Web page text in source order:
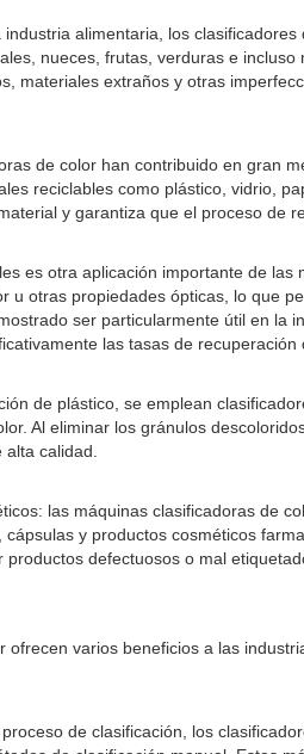
alimentaria, los
nueces, frutas, verduras e
materiales extraños y otras
de color han contribuido en gran
reciclables como plástico, vidrio,
y garantiza que el proceso de
es otra aplicación importante de las
u otras propiedades ópticas, lo que
ser particularmente útil en la
las tasas de recuperación
de plástico, se emplean
Al eliminar los gránulos
calidad.
las máquinas clasificadoras de
y productos cosméticos
defectuosos o mal
ofrecen varios beneficios a las
de clasificación, los